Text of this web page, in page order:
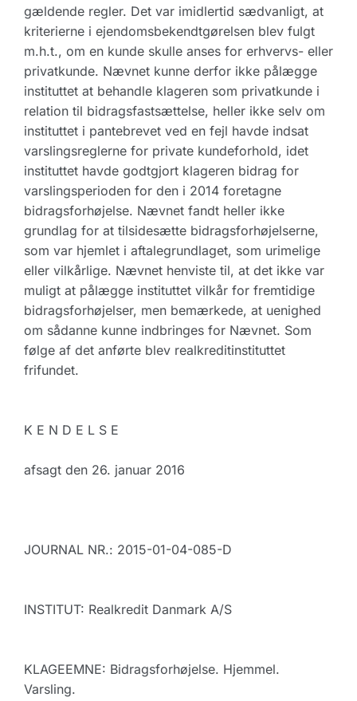
gældende regler. Det var imidlertid sædvanligt, at
kriterierne i ejendomsbekendtgørelsen blev fulgt
m.h.t., om en kunde skulle anses for erhvervs- eller
privatkunde. Nævnet kunne derfor ikke pålægge
instituttet at behandle klageren som privatkunde i
relation til bidragsfastsættelse, heller ikke selv om
instituttet i pantebrevet ved en fejl havde indsat
varslingsreglerne for private kundeforhold, idet
instituttet havde godtgjort klageren bidrag for
varslingsperioden for den i 2014 foretagne
bidragsforhøjelse. Nævnet fandt heller ikke
grundlag for at tilsidesætte bidragsforhøjelserne,
som var hjemlet i aftalegrundlaget, som urimelige
eller vilkårlige. Nævnet henviste til, at det ikke var
muligt at pålægge instituttet vilkår for fremtidige
bidragsforhøjelser, men bemærkede, at uenighed
om sådanne kunne indbringes for Nævnet. Som
følge af det anførte blev realkreditinstituttet
frifundet.
K E N D E L S E
afsagt den 26. januar 2016
JOURNAL NR.: 2015-01-04-085-D
INSTITUT: Realkredit Danmark A/S
KLAGEEMNE: Bidragsforhøjelse. Hjemmel.
Varsling.